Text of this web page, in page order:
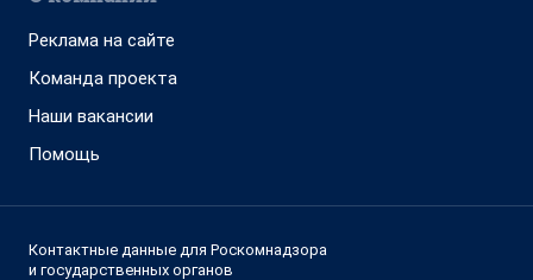
Реклама на сайте
Команда проекта
Наши вакансии
Помощь
Контактные данные для Роскомнадзора
и государственных органов